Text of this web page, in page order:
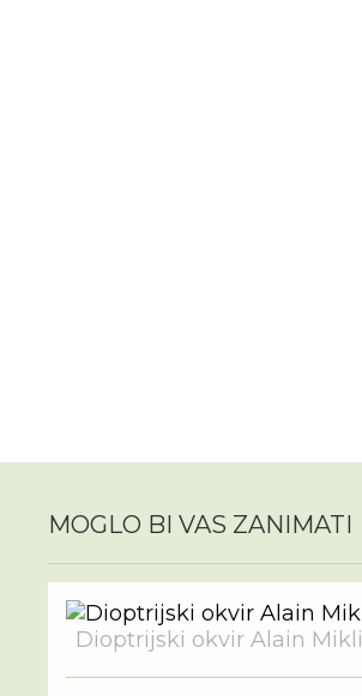
MOGLO BI VAS ZANIMATI
Dioptrijski okvir Alain Mikli